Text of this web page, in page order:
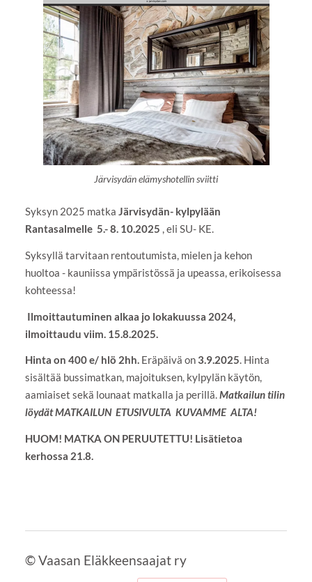
Järvisydän elämyshotellin sviitti
Syksyn 2025 matka Järvisydän- kylpylään
Rantasalmelle 5.- 8. 10.2025 , eli SU- KE.
Syksyllä tarvitaan rentoutumista, mielen ja kehon
huoltoa - kauniissa ympäristössä ja upeassa, erikoisessa
kohteessa!
Ilmoittautuminen alkaa jo lokakuussa 2024,
ilmoittaudu viim. 15.8.2025.
Hinta on 400 e/ hlö 2hh.Eräpäivä on3.9.2025. Hinta
sisältää bussimatkan, majoituksen, kylpylän käytön,
aamiaiset sekä lounaat matkalla ja perillä.Matkailun tilin
löydät MATKAILUN ETUSIVULTA KUVAMME ALTA!
HUOM! MATKA ON PERUUTETTU! Lisätietoa
kerhossa 21.8.
©Vaasan Eläkkeensaajat ry